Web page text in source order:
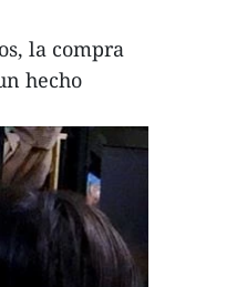
la compra
hecho